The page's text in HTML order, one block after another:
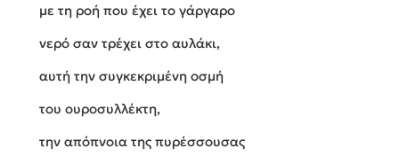
με τη ροή που έχει το γάργαρο
νερό σαν τρέχει στο αυλάκι,
αυτή την συγκεκριμένη οσμή
του ουροσυλλέκτη,
την απόπνοια της πυρέσσουσας